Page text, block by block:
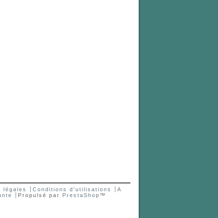
légales Conditions d'utilisations
A
Propulsé par PrestaShop ™